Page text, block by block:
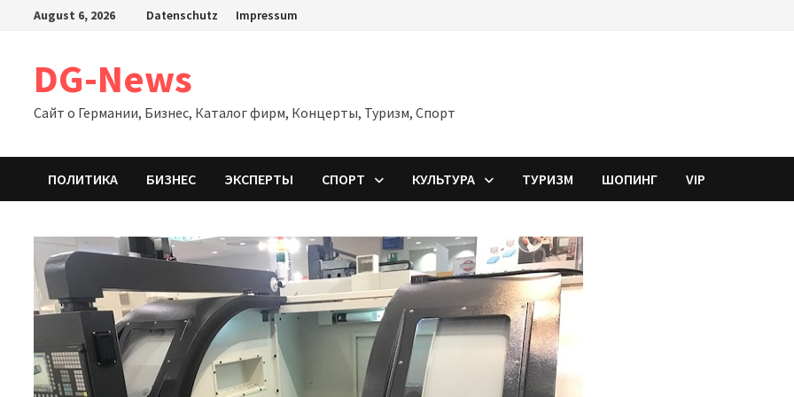
August 6, 2026 Datenschutz Impressum
DG-News
Сайт о Германии, Бизнес, Каталог фирм, Концерты, Туризм, Спорт
ПОЛИТИКА БИЗНЕС ЭКСПЕРТЫ СПОРТ КУЛЬТУРА ТУРИЗМ ШОПИНГ VIP